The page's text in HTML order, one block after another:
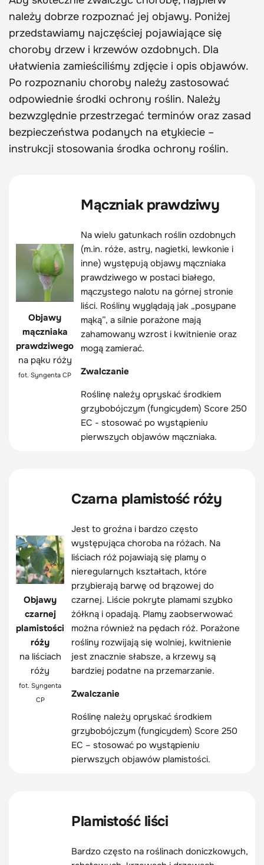
należy dobrze rozpoznać jej objawy. Poniżej
przedstawiamy najczęściej pojawiające się
choroby drzew i krzewów ozdobnych. Dla
ułatwienia zamieściliśmy zdjęcie i opis objawów.
Po rozpoznaniu choroby należy zastosować
odpowiednie środki ochrony roślin. Należy
bezwzględnie przestrzegać terminów oraz zasad
bezpieczeństwa podanych na etykiecie –
instrukcji stosowania środka ochrony roślin.
Objawy
mączniaka
prawdziwego
na pąku róży
fot. Syngenta CP
Mączniak prawdziwy
Na wielu gatunkach roślin ozdobnych
(m.in. róże, astry, nagietki, lewkonie i
inne) występują objawy mączniaka
prawdziwego w postaci białego,
mączystego nalotu na górnej stronie
liści. Rośliny wyglądają jak „posypane
mąką”, a silnie porażone mają
zahamowany wzrost i kwitnienie oraz
mogą zamierać.
Zwalczanie
Roślinę należy opryskać środkiem
grzybobójczym (fungicydem) Score 250
EC - stosować po wystąpieniu
pierwszych objawów mączniaka.
Objawy
czarnej
plamistości
róży
na liściach
róży
fot. Syngenta
CP
Czarna plamistość róży
Jest to groźna i bardzo często
występująca choroba na różach. Na
liściach róż pojawiają się plamy o
nieregularnych kształtach, które
przybierają barwę od brązowej do
czarnej. Liście pokryte plamami szybko
żółkną i opadają. Plamy zaobserwować
można również na pędach róż. Porażone
rośliny rozwijają się wolniej, kwitnienie
jest znacznie słabsze, a krzewy są
bardziej podatne na przemarzanie.
Zwalczanie
Roślinę należy opryskać środkiem
grzybobójczym (fungicydem) Score 250
EC – stosować po wystąpieniu
pierwszych objawów plamistości.
Plamistość liści
Bardzo często na roślinach doniczkowych,